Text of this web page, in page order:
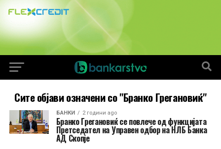
Сите објави означени со "Бранко Грегановиќ"
БАНКИ 2 години ago
Бранко Грегановиќ се повлече од функцијата
Претседател на Управен одбор на НЛБ Банка
АД Скопје